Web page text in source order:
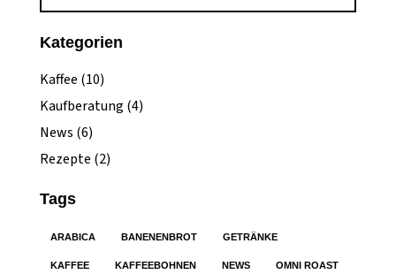
Kategorien
Kaffee (10)
Kaufberatung (4)
News (6)
Rezepte (2)
Tags
ARABICA BANENENBROT GETRÄNKE
KAFFEE KAFFEEBOHNEN NEWS OMNI ROAST